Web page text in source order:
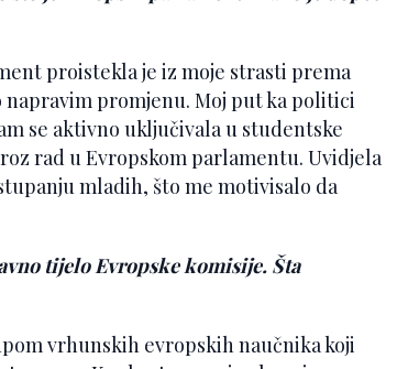
proistekla je iz moje strasti prema
promjenu. Moj put ka politici
se aktivno uključivala u studentske
rad u Evropskom parlamentu. Uvidjela
mladih, što me motivisalo da
tijelo Evropske komisije. Šta
vrhunskih evropskih naučnika koji